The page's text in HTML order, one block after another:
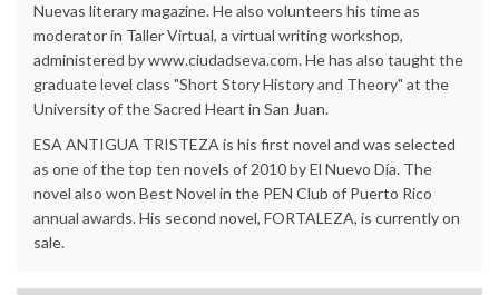
Nuevas literary magazine. He also volunteers his time as
moderator in Taller Virtual, a virtual writing workshop,
administered by www.ciudadseva.com. He has also taught the
graduate level class "Short Story History and Theory" at the
University of the Sacred Heart in San Juan.
ESA ANTIGUA TRISTEZA is his first novel and was selected
as one of the top ten novels of 2010 by El Nuevo Día. The
novel also won Best Novel in the PEN Club of Puerto Rico
annual awards. His second novel, FORTALEZA, is currently on
sale.